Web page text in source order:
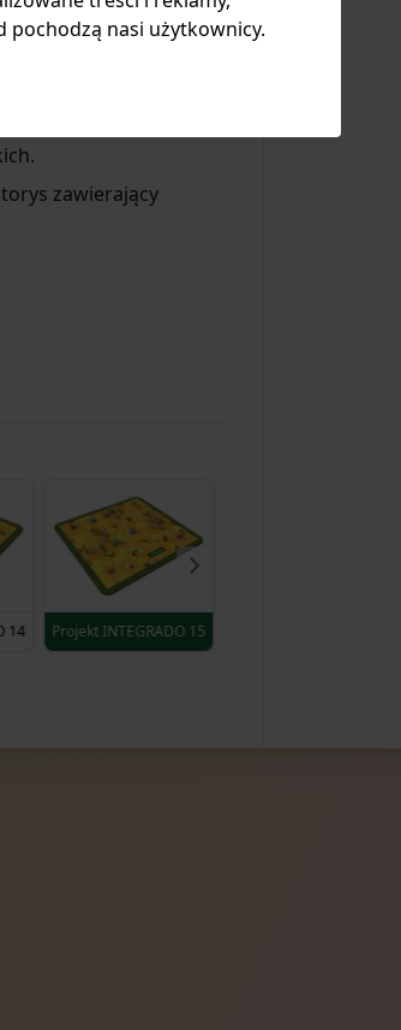
pochodzą nasi użytkownicy.
doskonałą
- np. w ramach
dla
zawierający
14 Projekt INTEGRADO 15